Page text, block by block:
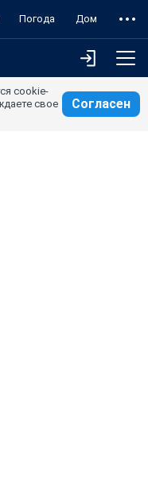
Погода Дом
cookie-
свое
Согласен